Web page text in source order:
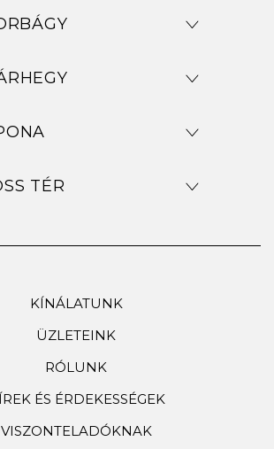
TÉR
KÍNÁLATUNK
ÜZLETEINK
RÓLUNK
ÉS ÉRDEKESSÉGEK
VISZONTELADÓKNAK